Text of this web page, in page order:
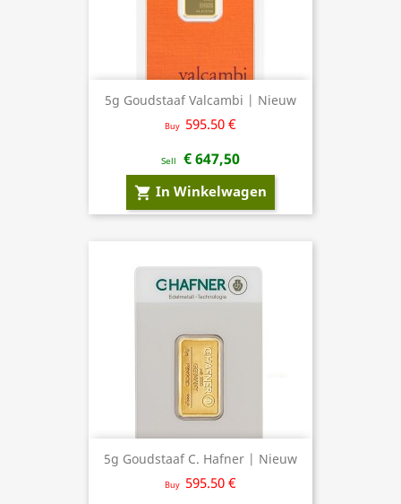
5g Goudstaaf Valcambi | Nieuw
Buy 595.50 €
Sell € 647,50
shopping_cart In Winkelwagen
5g Goudstaaf C. Hafner | Nieuw
Buy 595.50 €